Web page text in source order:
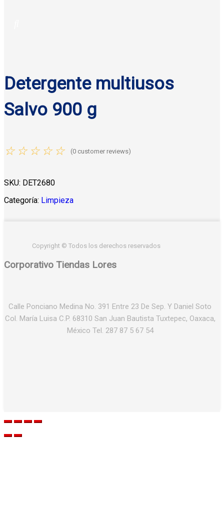
Detergente multiusos
Salvo 900 g
☆ ☆ ☆ ☆ ☆ (0 customer reviews)
SKU: DET2680
Categoría: Limpieza
Copyright © Todos los derechos reservados
Corporativo Tiendas Lores
Calle Ponciano Medina No. 391 Entre 23 De Sep. Y Daniel Soto
Col. María Luisa C.P. 68310 San Juan Bautista Tuxtepec, Oaxaca,
México Tel. 287 87 5 67 54